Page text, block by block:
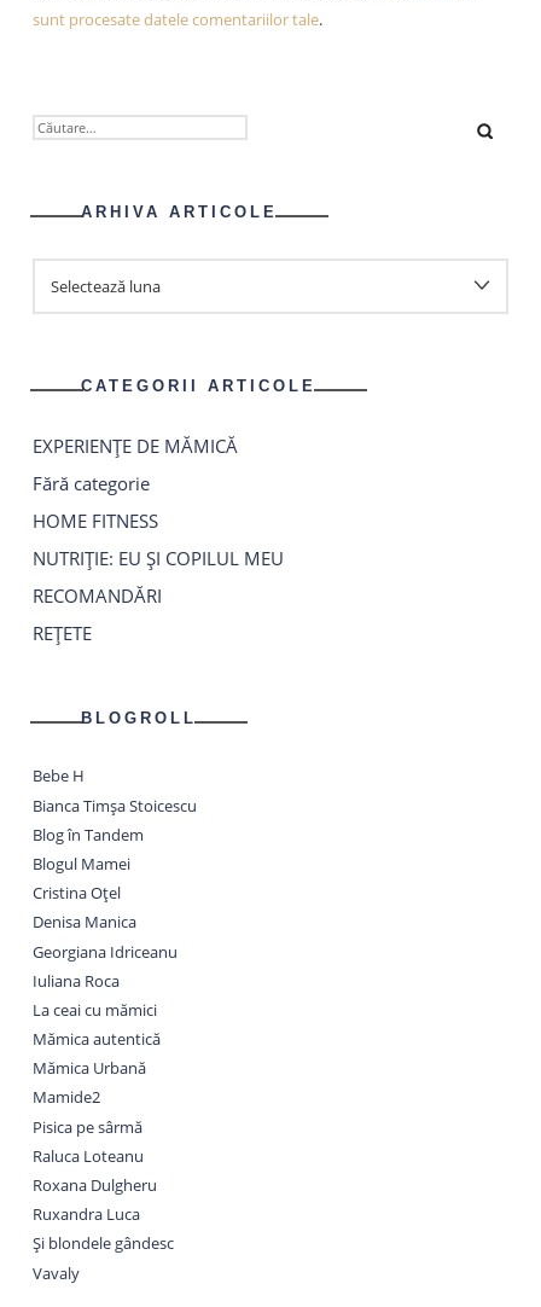
sunt procesate datele comentariilor tale.
CAUTĂ
DUPĂ:
ARHIVA ARTICOLE
ARHIVA
ARTICOLE
CATEGORII ARTICOLE
EXPERIENȚE DE MĂMICĂ
Fără categorie
HOME FITNESS
NUTRIȚIE: EU ȘI COPILUL MEU
RECOMANDĂRI
REȚETE
BLOGROLL
Bebe H
Bianca Timșa Stoicescu
Blog în Tandem
Blogul Mamei
Cristina Oțel
Denisa Manica
Georgiana Idriceanu
Iuliana Roca
La ceai cu mămici
Mămica autentică
Mămica Urbană
Mamide2
Pisica pe sârmă
Raluca Loteanu
Roxana Dulgheru
Ruxandra Luca
Și blondele gândesc
Vavaly